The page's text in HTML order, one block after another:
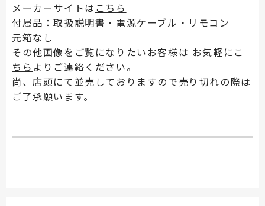
メーカーサイトは こちら
付属品：取扱説明書・電源ケーブル・リモコン
元箱なし
その他画像をご覧になりたいお客様は お気軽に こ
ちら よりご連絡ください。
尚、店頭にて並売しておりますので売り切れの際は
ご了承願います。